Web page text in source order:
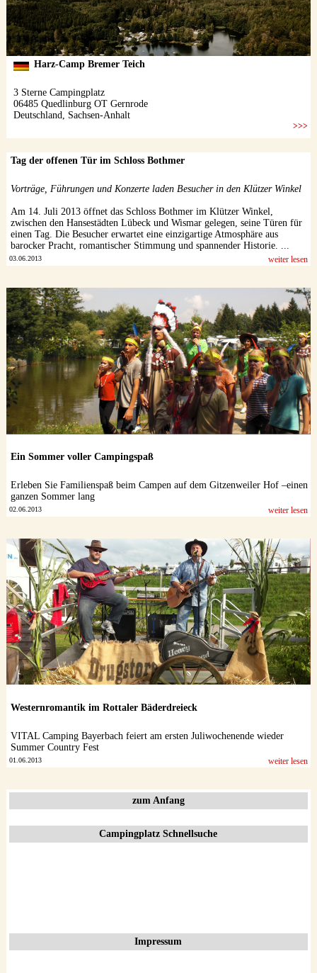
Tag der offenen Tür im Schloss Bothmer
Vorträge, Führungen und Konzerte laden Besucher in den Klützer Winkel
Am 14. Juli 2013 öffnet das Schloss Bothmer im Klützer Winkel,
zwischen den Hansestädten Lübeck und Wismar gelegen, seine Türen für
einen Tag. Die Besucher erwartet eine einzigartige Atmosphäre aus
barocker Pracht, romantischer Stimmung und spannender Historie. ...
03.06.2013 weiter lesen
Ein Sommer voller Campingspaß
Erleben Sie Familienspaß beim Campen auf dem Gitzenweiler Hof –einen
ganzen Sommer lang
02.06.2013 weiter lesen
Westernromantik im Rottaler Bäderdreieck
VITAL Camping Bayerbach feiert am ersten Juliwochenende wieder
Summer Country Fest
01.06.2013 weiter lesen
zum Anfang
Campingplatz Schnellsuche
Impressum